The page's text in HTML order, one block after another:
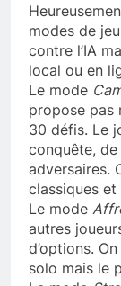
modes de
contre l’IA
local ou en
Le mode
propose pas
30 défis. Le
conquête, de
adversaires.
classiques et
Le mode
autres
d’options.
solo mais le